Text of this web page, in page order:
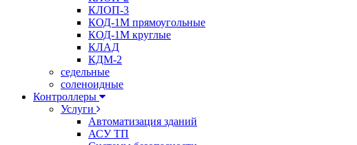
КЛОП-3
КОД-1М прямоугольные
КОД-1М круглые
КЛАД
КДМ-2
седельные
соленоидные
Контроллеры
Услуги
Автоматизация зданий
АСУ ТП